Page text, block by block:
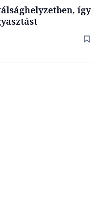
így